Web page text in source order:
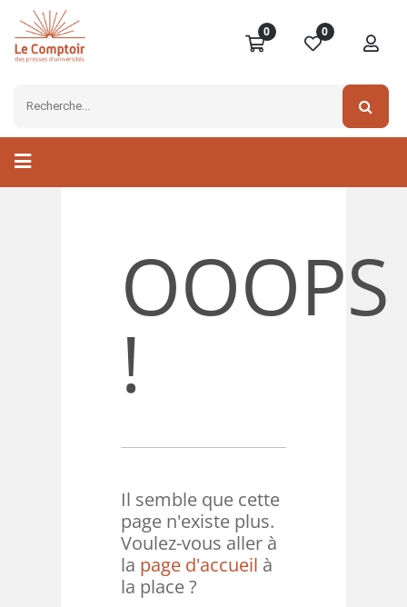
0 0
OOOPS
!
Il semble que cette
page n'existe plus.
Voulez-vous aller à
la page d'accueil à
la place ?